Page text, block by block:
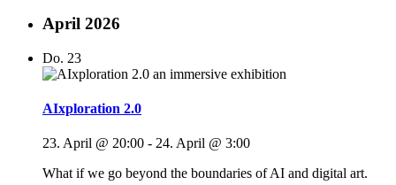
April 2026
Do. 23
AIxploration 2.0
23. April @ 20:00 - 24. April @ 3:00
What if we go beyond the boundaries of AI and digital art.